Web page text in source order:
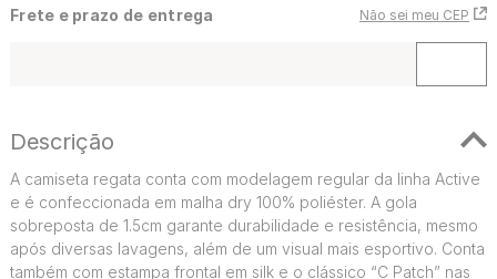
Frete e prazo de entrega Não sei meu CEP
Descrição
A camiseta regata conta com modelagem regular da linha Active
e é confeccionada em malha dry 100% poliéster. A gola
sobreposta de 1.5cm garante durabilidade e resistência, mesmo
após diversas lavagens, além de um visual mais esportivo. Conta
também com estampa frontal em silk e o clássico “C Patch” nas